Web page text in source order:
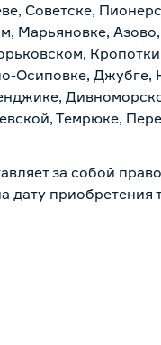
Советске,
Марьяновке, Азово,
Осиповке, Джубге,
Темрюке,
за собой
дату приобретения